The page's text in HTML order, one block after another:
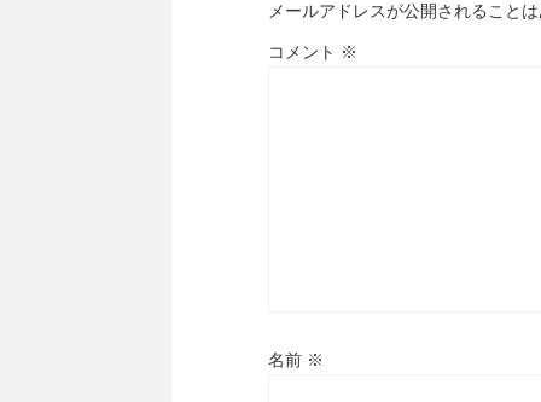
メールアドレスが公開されることは
コメント ※
名前 ※